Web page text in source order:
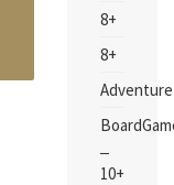
8+
8+
Adventure
10+